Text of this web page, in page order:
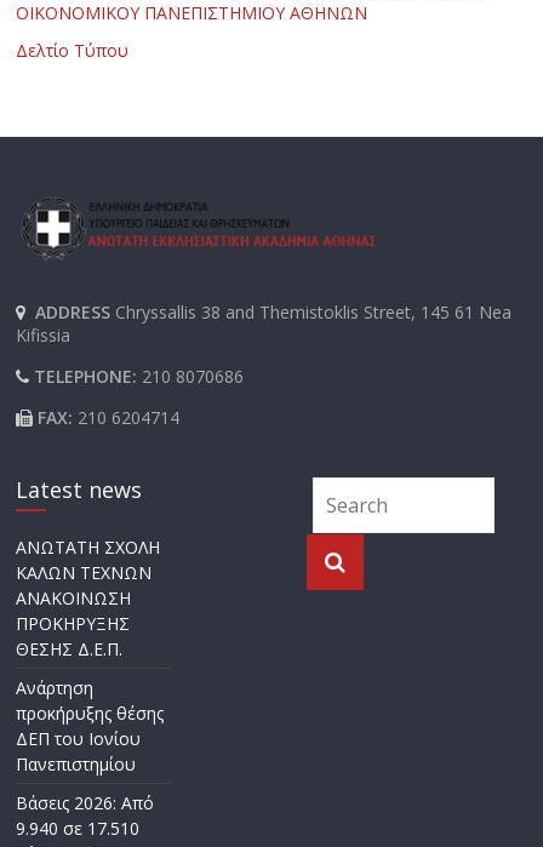
ΟΙΚΟΝΟΜΙΚΟΥ ΠΑΝΕΠΙΣΤΗΜΙΟΥ ΑΘΗΝΩΝ
Δελτίο Τύπου
ADDRESS Chryssallis 38 and Themistoklis Street, 145 61 Nea
Kifissia
TELEPHONE: 210 8070686
FAX: 210 6204714
Latest news
ΑΝΩΤΑΤΗ ΣΧΟΛΗ
ΚΑΛΩΝ ΤΕΧΝΩΝ
ΑΝΑΚΟΙΝΩΣΗ
ΠΡΟΚΗΡΥΞΗΣ
ΘΕΣΗΣ Δ.Ε.Π.
Ανάρτηση
προκήρυξης θέσης
ΔΕΠ του Ιονίου
Πανεπιστημίου
Βάσεις 2026: Από
9.940 σε 17.510